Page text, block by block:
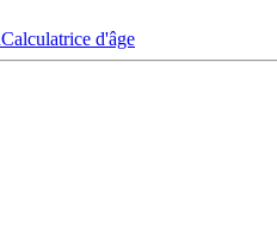
Calculatrice d'âge